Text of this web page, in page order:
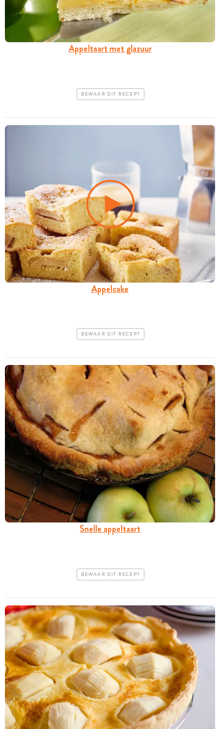
Appeltaart met glazuur
BEWAAR DIT RECEPT
Appelcake
BEWAAR DIT RECEPT
Snelle appeltaart
BEWAAR DIT RECEPT